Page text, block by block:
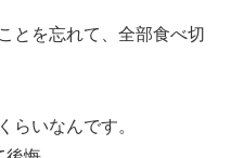
とを忘れて、全部食べ切
らいなんです。